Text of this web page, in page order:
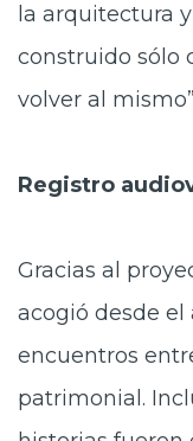
la arquitectura
construido sólo
volver al
Registro
Gracias al
acogió desde el
encuentros
patrimonial.